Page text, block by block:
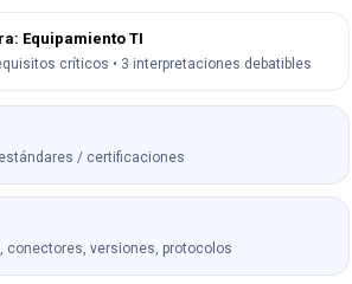
Equipamiento TI
críticos • 3 interpretaciones debatibles
/ certificaciones
conectores, versiones, protocolos